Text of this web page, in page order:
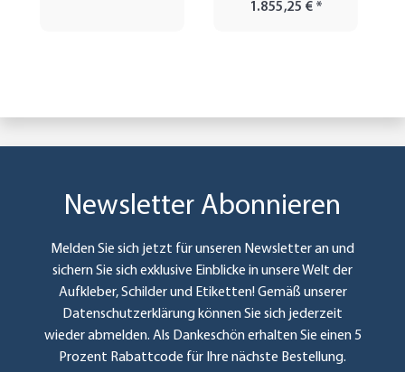
1.855,25 € *
Newsletter Abonnieren
Melden Sie sich jetzt für unseren Newsletter an und
sichern Sie sich exklusive Einblicke in unsere Welt der
Aufkleber, Schilder und Etiketten! Gemäß unserer
Datenschutzerklärungkönnen Sie sich jederzeit
wieder abmelden. Als Dankeschön erhalten Sie einen 5
Prozent Rabattcode für Ihre nächste Bestellung.